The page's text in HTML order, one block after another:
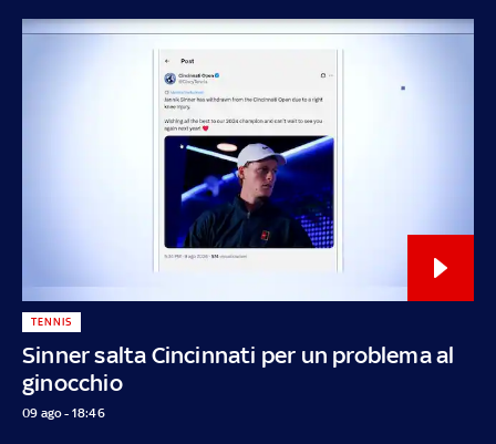
Sinner salta Cincinnati per un problema al
ginocchio
TENNIS
09 ago - 18:46